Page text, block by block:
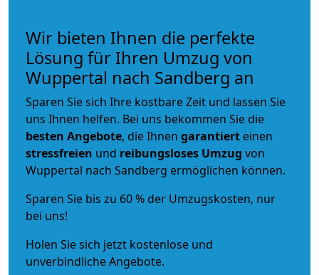
Wir bieten Ihnen die perfekte
Lösung für Ihren Umzug von
Wuppertal nach Sandberg an
Sparen Sie sich Ihre kostbare Zeit und lassen Sie
uns Ihnen helfen. Bei uns bekommen Sie die
besten Angebote, die Ihnen garantiert einen
stressfreien und reibungsloses Umzug von
Wuppertal nach Sandberg ermöglichen können.
Sparen Sie bis zu 60 % der Umzugskosten, nur
bei uns!
Holen Sie sich jetzt kostenlose und
unverbindliche Angebote.